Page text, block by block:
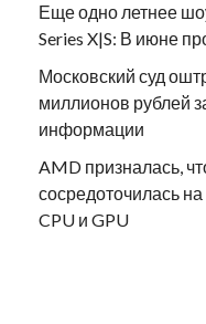
Еще одно летнее
Series X|S: В июне
Московский суд
миллионов рублей
информации
AMD призналась,
сосредоточилась
CPU и GPU